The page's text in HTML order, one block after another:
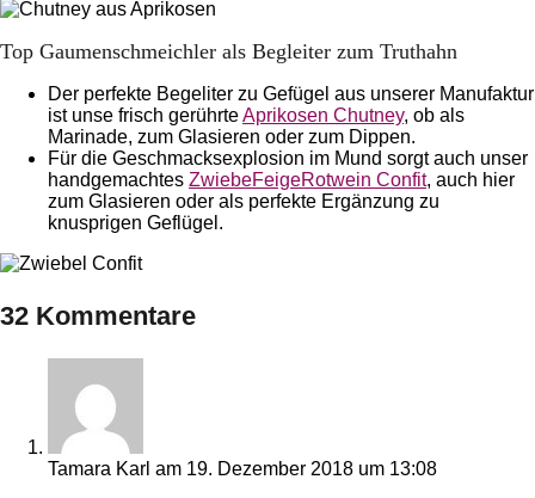
Top Gaumenschmeichler als Begleiter zum Truthahn
Der perfekte Begeliter zu Gefügel aus unserer Manufaktur
ist unse frisch gerührteAprikosen Chutney, ob als
Marinade, zum Glasieren oder zum Dippen.
Für die Geschmacksexplosion im Mund sorgt auch unser
handgemachtes ZwiebeFeigeRotwein Confit, auch hier
zum Glasieren oder als perfekte Ergänzung zu
knusprigen Geflügel.
32 Kommentare
Tamara Karl am 19. Dezember 2018 um 13:08